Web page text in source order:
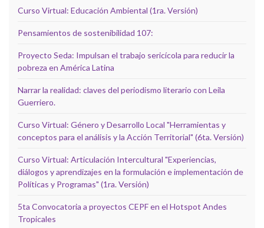
Curso Virtual: Educación Ambiental (1ra. Versión)
Pensamientos de sostenibilidad 107:
Proyecto Seda: Impulsan el trabajo sericícola para reducir la
pobreza en América Latina
Narrar la realidad: claves del periodismo literario con Leila
Guerriero.
Curso Virtual: Género y Desarrollo Local "Herramientas y
conceptos para el análisis y la Acción Territorial" (6ta. Versión)
Curso Virtual: Articulación Intercultural "Experiencias,
diálogos y aprendizajes en la formulación e implementación de
Políticas y Programas" (1ra. Versión)
5ta Convocatoria a proyectos CEPF en el Hotspot Andes
Tropicales